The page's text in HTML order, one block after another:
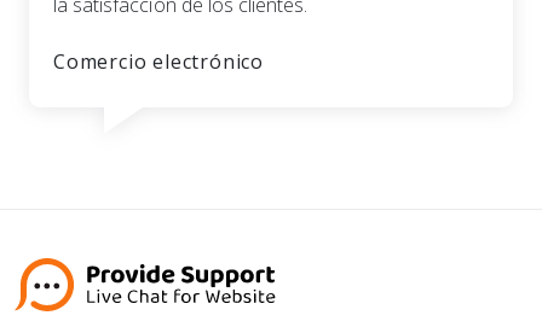
la satisfacción de los clientes.
Comercio electrónico